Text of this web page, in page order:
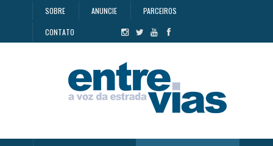
SOBRE ANUNCIE PARCEIROS
CONTATO